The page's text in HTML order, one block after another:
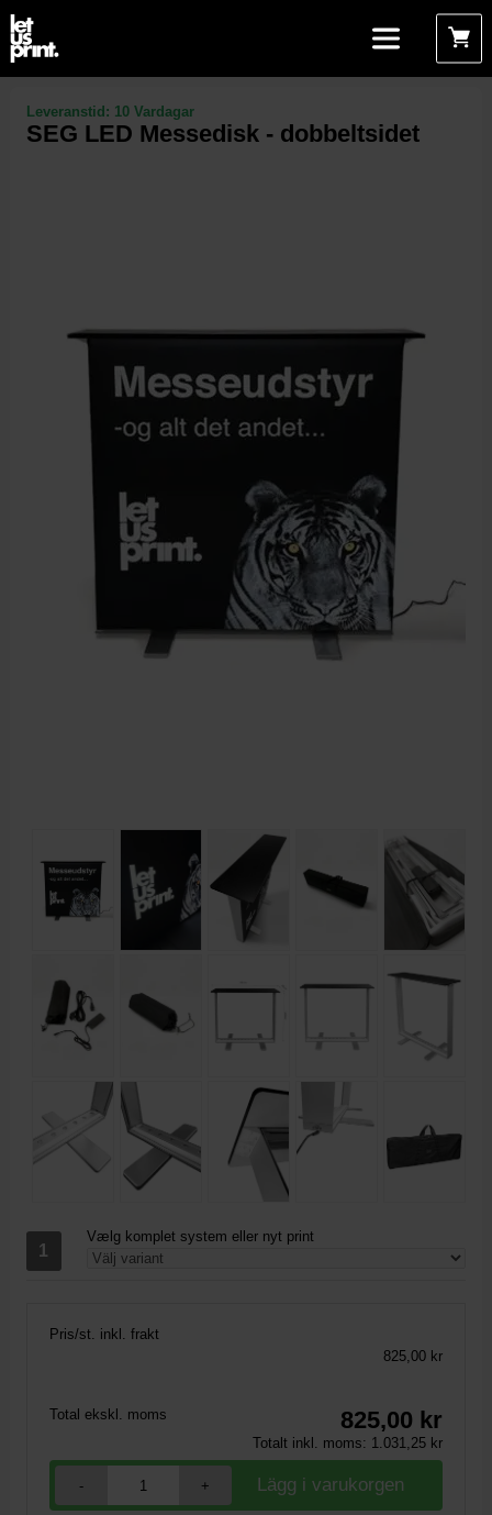
Leveranstid: 10 Vardagar
SEG LED Messedisk - dobbeltsidet
Vælg komplet system eller nyt print
Pris/st. inkl. frakt
825,00 kr
Total ekskl. moms 825,00 kr
Totalt inkl. moms: 1.031,25 kr
- +